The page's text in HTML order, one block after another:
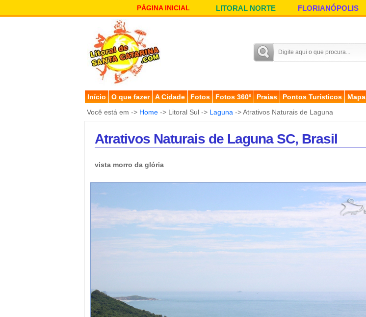
PÁGINA INICIAL LITORAL NORTE FLORIANÓPOLIS
Início O que fazer A Cidade Fotos Fotos 360º Praias Pontos Turísticos Mapa
Você está em -> Home -> Litoral Sul -> Laguna -> Atrativos Naturais de Laguna
Atrativos Naturais de Laguna SC, Brasil
vista morro da glória